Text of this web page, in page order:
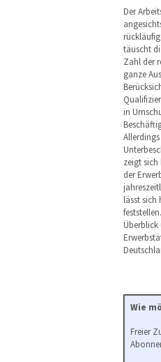
Der
täuscht
Zahl der
ganze
in
zeigt
der
lässt sich
Überblick
Wie
Freier